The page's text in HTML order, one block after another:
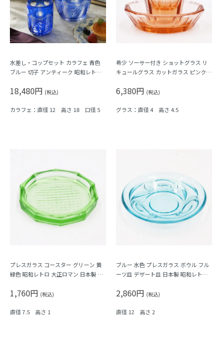
水差し・コップセット カラフェ 青色
ブルー 切子 アンティーク 昭和レトロ
18,480円 (税込)
カラフェ：直径 12 高さ 18 口径 5
希少 ソーサー付き ショットグラス リ
キュールグラス カットガラス ピンク色
製 おしゃれ チェック 幾何学模様
6,380円 (税込)
グラス：直径 4 高さ 4.5
プレスガラス コースター グリーン 黄
緑色 昭和レトロ 大正ロマン 日本製 ト
1,760円 (税込)
直径 7.5 高さ 1
ブルー 水色 プレスガラス ボウル フル
ーツ皿 デザート皿 日本製 昭和レトロ
2,860円 (税込)
直径 12 高さ 2